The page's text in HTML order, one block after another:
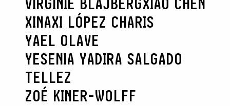
XINAXI LÓPEZ CHARIS
YAEL OLAVE
YESENIA YADIRA SALGADO
TELLEZ
ZOÉ KINER-WOLFF